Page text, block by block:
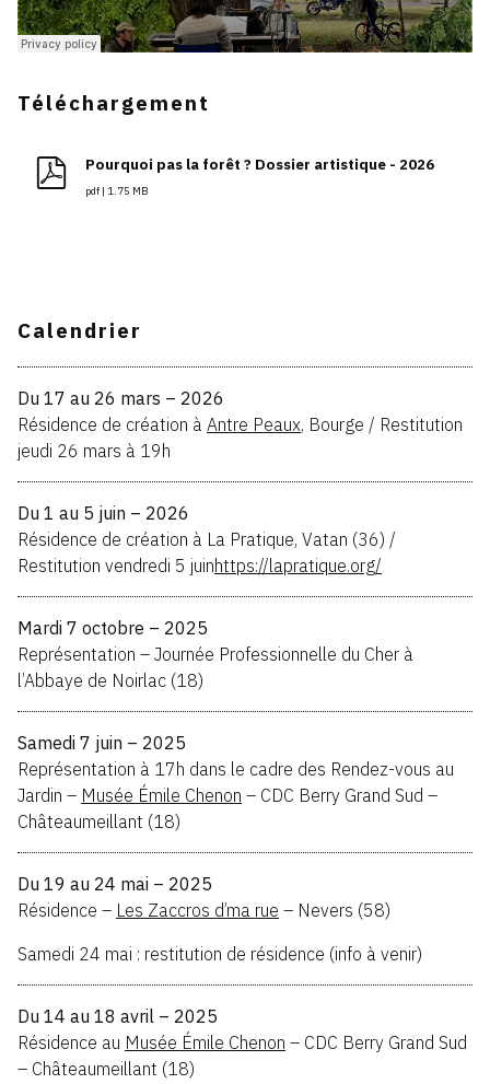
Téléchargement
Pourquoi pas la forêt ? Dossier artistique - 2026
pdf | 1.75 MB
Calendrier
Du 17 au 26 mars – 2026
Résidence de création à Antre Peaux, Bourge / Restitution
jeudi 26 mars à 19h
Du 1 au 5 juin – 2026
Résidence de création à La Pratique, Vatan (36) /
Restitution vendredi 5 juinhttps://lapratique.org/
Mardi 7 octobre – 2025
Représentation – Journée Professionnelle du Cher à
l’Abbaye de Noirlac (18)
Samedi 7 juin – 2025
Représentation à 17h dans le cadre des Rendez-vous au
Jardin – Musée Émile Chenon – CDC Berry Grand Sud –
Châteaumeillant (18)
Du 19 au 24 mai – 2025
Résidence – Les Zaccros d’ma rue – Nevers (58)
Samedi 24 mai : restitution de résidence (info à venir)
Du 14 au 18 avril – 2025
Résidence au Musée Émile Chenon – CDC Berry Grand Sud
– Châteaumeillant (18)